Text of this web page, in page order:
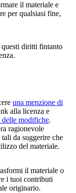
il materiale e
per qualsiasi fine,
diritti fintanto
una menzione di
alla licenza e
delle modifiche.
ragionevole
da suggerire che
del materiale.
il materiale o
i tuoi contributi
originario.